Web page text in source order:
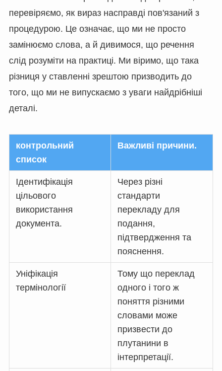
перевіряємо, як вираз насправді пов'язаний з
процедурою. Це означає, що ми не просто
замінюємо слова, а й дивимося, що речення
слід розуміти на практиці. Ми віримо, що така
різниця у ставленні зрештою призводить до
того, що ми не випускаємо з уваги найдрібніші
деталі.
контрольний
список
Важливі причини.
Ідентифікація
цільового
використання
документа.
Через різні
стандарти
перекладу для
подання,
підтвердження та
пояснення.
Уніфікація
термінології
Тому що переклад
одного і того ж
поняття різними
словами може
призвести до
плутанини в
інтерпретації.